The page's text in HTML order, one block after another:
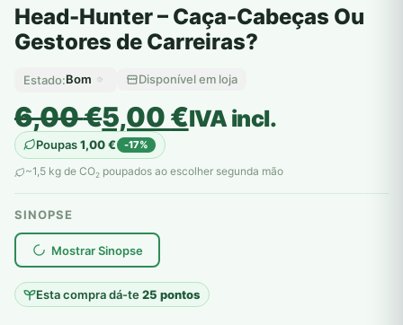
Head-Hunter – Caça-Cabeças Ou
Gestores de Carreiras?
Estado:Bom Disponível em loja
6,00€
O
preço
original
era:
6,00 €.
5,00€
O
preço
atual
é:
5,00 €.
IVA incl.
Poupas1,00€ -17%
~1,5 kg de CO2 poupados ao escolher segunda mão
SINOPSE
Mostrar Sinopse
Esta compra dá-te25 pontos
plantar árvores reais